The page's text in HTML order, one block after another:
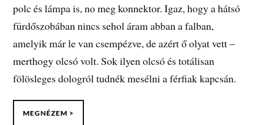
polc és lámpa is, no meg konnektor. Igaz, hogy a hátsó
fürdőszobában nincs sehol áram abban a falban,
amelyik már le van csempézve, de azért ő olyat vett –
merthogy olcsó volt. Sok ilyen olcsó és totálisan
fölösleges dologról tudnék mesélni a férfiak kapcsán.
MEGNÉZEM >